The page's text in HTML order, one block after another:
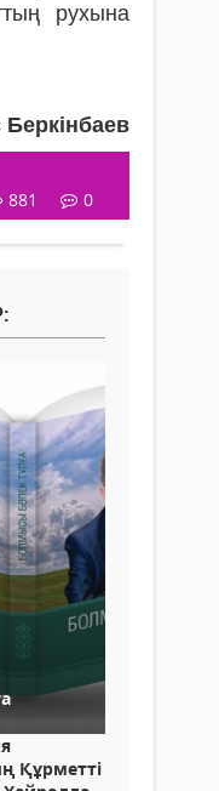
рухына
881 0
Құрметті